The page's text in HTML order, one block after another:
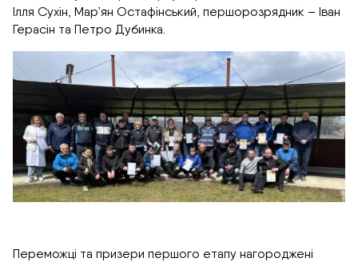
Ілля Сухін, Мар’ян Остафінський, першорозрядник – Іван
Герасін та Петро Дубинка.
Переможці та призери першого етапу нагороджені